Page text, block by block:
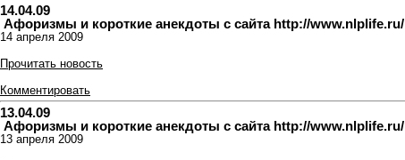
14.04.09
Афоризмы и короткие анекдоты с сайта http://www.nlplife.ru/
14 апреля 2009
Прочитать новость
Комментировать
13.04.09
Афоризмы и короткие анекдоты с сайта http://www.nlplife.ru/
13 апреля 2009